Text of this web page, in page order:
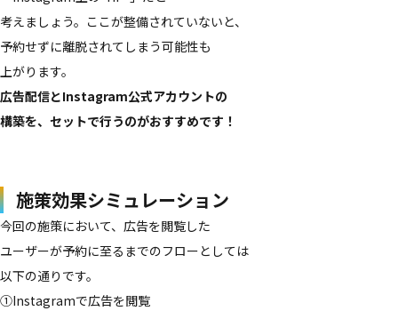
考えましょう。​ここが​整備されていないと、​
予約せずに​離脱されてしまう​可能性も​
上がります。
広告配信と​Instagram公式アカウントの​
構築を、​セットで​行うのが​おすすめです！
施策効果シミュレーション
今回の​施策に​おいて、​広告を​閲覧した​
ユーザーが​予約に​至るまでの​フローと​しては​
以下の​通りです。
①Instagramで​広告を​閲覧